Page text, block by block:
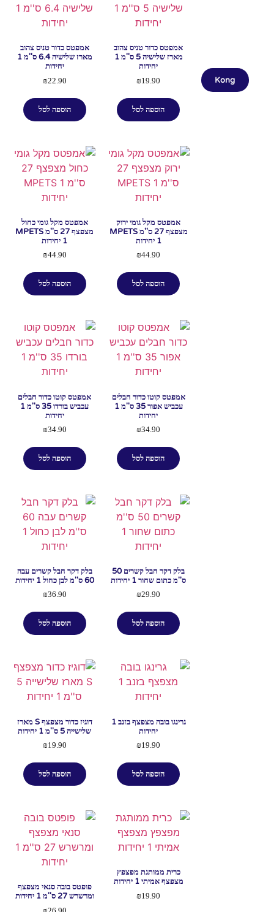
Kong
אמפטס כדור טניס צהוב
מארז שלישיה 5 ס''מ 1
יחידות
₪19.90
הוספה לסל
אמפטס כדור טניס צהוב
מארז שלישיה 6.4 ס''מ 1
יחידות
₪22.90
הוספה לסל
אמפטס מקל גומי ירוק
מצפצף 27 ס''מ MPETS
1 יחידות
₪44.90
הוספה לסל
אמפטס מקל גומי כחול
מצפצף 27 ס''מ MPETS
1 יחידות
₪44.90
הוספה לסל
אמפטס קוטו כדור חבלים
עכביש אפור 35 ס''מ 1
יחידות
₪34.90
הוספה לסל
אמפטס קוטו כדור חבלים
עכביש בורדו 35 ס''מ 1
יחידות
₪34.90
הוספה לסל
בלק דקר חבל קשרים 50
ס''מ כתום שחור 1 יחידות
₪29.90
הוספה לסל
בלק דקר חבל קשרים עבה
60 ס''מ לבן כחול 1 יחידות
₪36.90
הוספה לסל
גרינגו בובה מצפצף בזנב 1
יחידות
₪19.90
הוספה לסל
דוגיז כדור מצפצף S מארז
שלישייה 5 ס''מ 1 יחידות
₪19.90
הוספה לסל
כרית ממותגת מפצפץ
מצפצף אמיתי 1 יחידות
₪19.90
פופטס בובה סנאי מצפצף
ומרשרש 27 ס''מ 1 יחידות